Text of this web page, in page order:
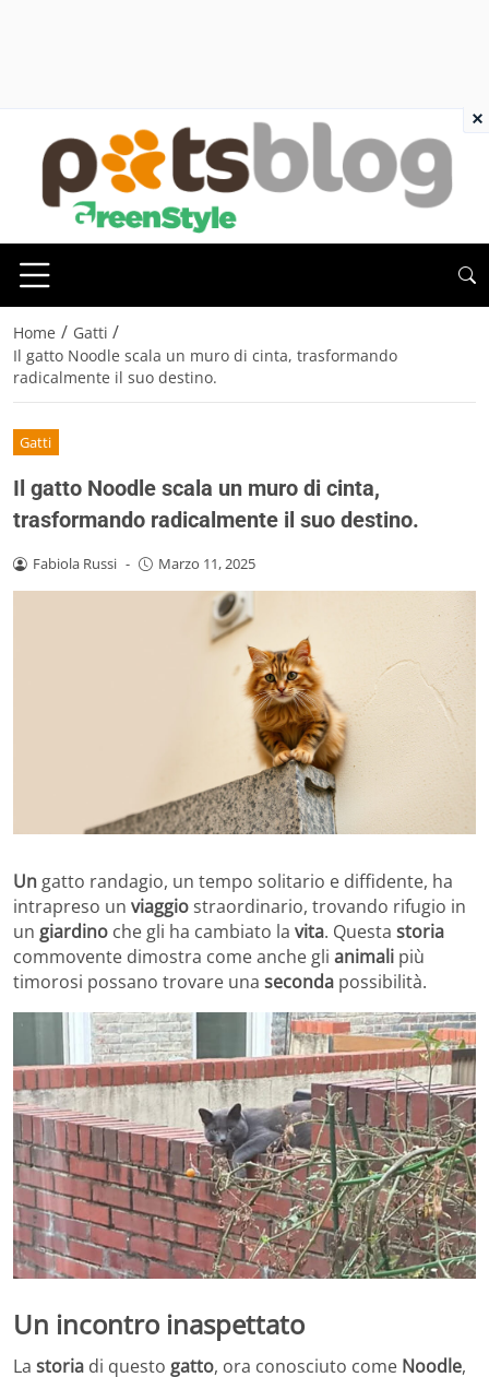
Home / Gatti /
Il gatto Noodle scala un muro di cinta, trasformando
radicalmente il suo destino.
Gatti
Il gatto Noodle scala un muro di cinta,
trasformando radicalmente il suo destino.
Fabiola Russi - Marzo 11, 2025
Ungatto randagio, un tempo solitario e diffidente, ha
intrapreso un viaggiostraordinario, trovando rifugio in
un giardino che gli ha cambiato la vita. Questa storia
commovente dimostra come anche gli animali più
timorosi possano trovare una seconda possibilità.
Un incontro inaspettato
La storia di questo gatto, ora conosciuto come Noodle,
×